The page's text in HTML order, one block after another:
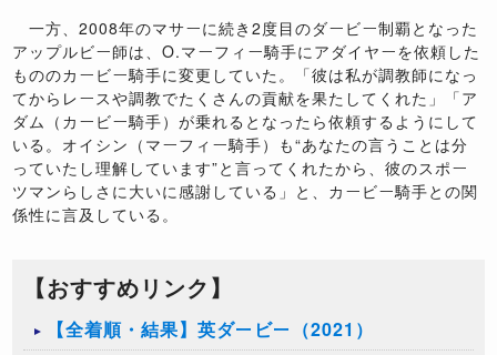
一方、2008年のマサーに続き2度目のダービー制覇となった
アップルビー師は、O.マーフィー騎手にアダイヤーを依頼した
もののカービー騎手に変更していた。「彼は私が調教師になっ
てからレースや調教でたくさんの貢献を果たしてくれた」「ア
ダム（カービー騎手）が乗れるとなったら依頼するようにして
いる。オイシン（マーフィー騎手）も“あなたの言うことは分
っていたし理解しています”と言ってくれたから、彼のスポー
ツマンらしさに大いに感謝している」と、カービー騎手との関
係性に言及している。
【おすすめリンク】
【全着順・結果】英ダービー（2021）